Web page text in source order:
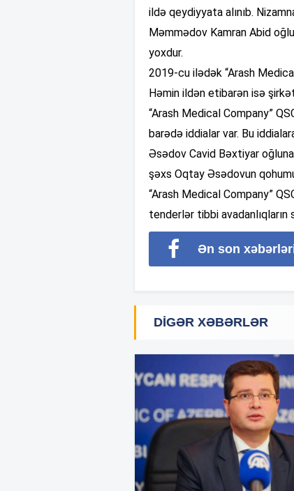
ildə qeydiyyata alınıb.
Məmmədov Kamran Abid
yoxdur.
2019-cu ilədək “Arash
Həmin ildən etibarən isə
“Arash Medical Company”
barədə iddialar var. Bu
Əsədov Cavid Bəxtiyar
şəxs Oqtay Əsədovun
“Arash Medical Company”
tenderlər tibbi avadanlıqların
Ən son
DIGƏR XƏBƏRLƏR